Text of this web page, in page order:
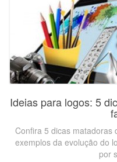
Ideias para logos: 5
Confira 5 dicas matadoras
exemplos da evolução do
por